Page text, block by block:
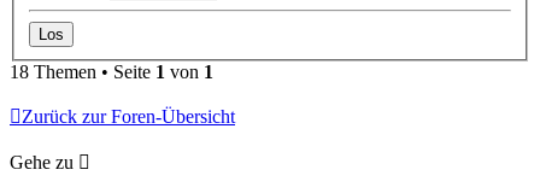
18 Themen • Seite 1 von 1
Zurück zur Foren-Übersicht
Gehe zu